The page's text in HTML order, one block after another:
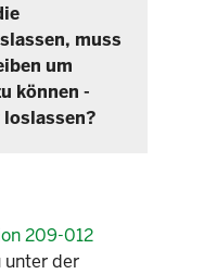
muss
um
können -
209-012
unter der